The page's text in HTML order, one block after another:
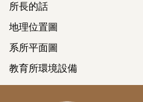
所長的話
地理位置圖
系所平面圖
教育所環境設備